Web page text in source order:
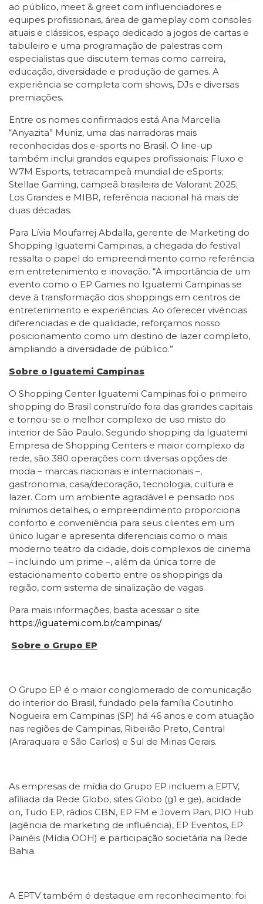
ao público, meet & greet com influenciadores e
equipes profissionais, área de gameplay com consoles
atuais e clássicos, espaço dedicado a jogos de cartas e
tabuleiro e uma programação de palestras com
especialistas que discutem temas como carreira,
educação, diversidade e produção de games. A
experiência se completa com shows, DJs e diversas
premiações.
Entre os nomes confirmados está Ana Marcella
“Anyazita” Muniz, uma das narradoras mais
reconhecidas dos e-sports no Brasil. O line-up
também inclui grandes equipes profissionais: Fluxo e
W7M Esports, tetracampeã mundial de eSports;
Stellae Gaming, campeã brasileira de Valorant 2025;
Los Grandes e MIBR, referência nacional há mais de
duas décadas.
Para Lívia Moufarrej Abdalla, gerente de Marketing do
Shopping Iguatemi Campinas, a chegada do festival
ressalta o papel do empreendimento como referência
em entretenimento e inovação. “A importância de um
evento como o EP Games no Iguatemi Campinas se
deve à transformação dos shoppings em centros de
entretenimento e experiências. Ao oferecer vivências
diferenciadas e de qualidade, reforçamos nosso
posicionamento como um destino de lazer completo,
ampliando a diversidade de público.”
Sobre o Iguatemi Campinas
O Shopping Center Iguatemi Campinas foi o primeiro
shopping do Brasil construído fora das grandes capitais
e tornou-se o melhor complexo de uso misto do
interior de São Paulo. Segundo shopping da Iguatemi
Empresa de Shopping Centers e maior complexo da
rede, são 380 operações com diversas opções de
moda – marcas nacionais e internacionais –,
gastronomia, casa/decoração, tecnologia, cultura e
lazer. Com um ambiente agradável e pensado nos
mínimos detalhes, o empreendimento proporciona
conforto e conveniência para seus clientes em um
único lugar e apresenta diferenciais como o mais
moderno teatro da cidade, dois complexos de cinema
– incluindo um prime –, além da única torre de
estacionamento coberto entre os shoppings da
região, com sistema de sinalização de vagas.
Para mais informações, basta acessar o site
https://iguatemi.com.br/campinas/
Sobre o Grupo EP
O Grupo EP é o maior conglomerado de comunicação
do interior do Brasil, fundado pela família Coutinho
Nogueira em Campinas (SP) há 46 anos e com atuação
nas regiões de Campinas, Ribeirão Preto, Central
(Araraquara e São Carlos) e Sul de Minas Gerais.
As empresas de mídia do Grupo EP incluem a EPTV,
afiliada da Rede Globo, sites Globo (g1 e ge), acidade
on, Tudo EP, rádios CBN, EP FM e Jovem Pan, PIO Hub
(agência de marketing de influência), EP Eventos, EP
Painéis (Mídia OOH) e participação societária na Rede
Bahia.
A EPTV também é destaque em reconhecimento: foi